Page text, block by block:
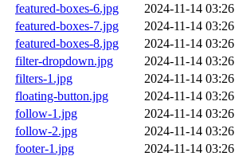
featured-boxes-6.jpg
2024-11-14 03:26
featured-boxes-7.jpg
2024-11-14 03:26
featured-boxes-8.jpg
2024-11-14 03:26
filter-dropdown.jpg
2024-11-14 03:26
filters-1.jpg
2024-11-14 03:26
floating-button.jpg
2024-11-14 03:26
follow-1.jpg
2024-11-14 03:26
follow-2.jpg
2024-11-14 03:26
footer-1.jpg
2024-11-14 03:26